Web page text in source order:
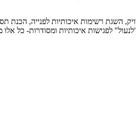
לפגישות איכותיות ומסודרות- כל